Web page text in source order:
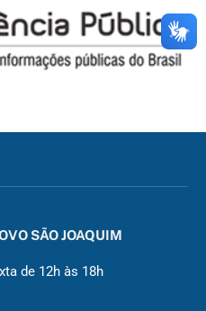
SÃO JOAQUIM
de 12h às 18h